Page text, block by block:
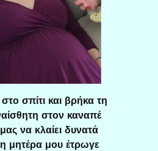
σπίτι και βρήκα τη
στον καναπέ
να κλαίει δυνατά
μητέρα μου έτρωγε